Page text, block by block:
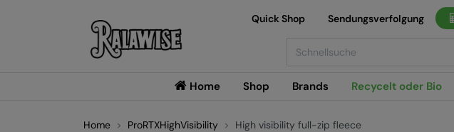
Home Shop Brands Recycelt oder Bio
Quick Shop Sendungsverfolgung
Home ProRTXHighVisibility High visibility full-zip fleece